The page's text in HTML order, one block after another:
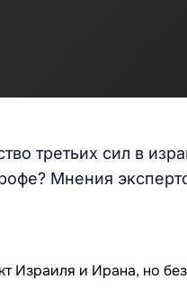
третьих сил в
Мнения